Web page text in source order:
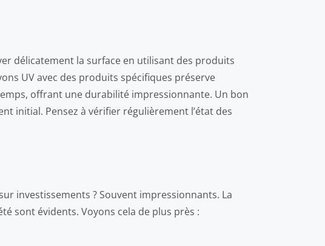
délicatement la surface en utilisant des produits
UV avec des produits spécifiques préserve
offrant une durabilité impressionnante. Un bon
initial. Pensez à vérifier régulièrement l’état des
investissements ? Souvent impressionnants. La
sont évidents. Voyons cela de plus près :